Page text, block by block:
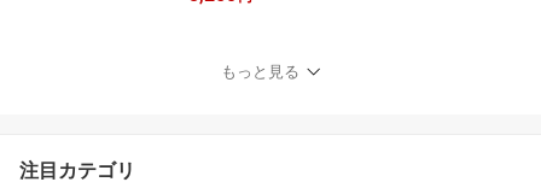
布バッグ 小さめ ミニバ
ッグ おしゃれ 人気 普段
もっと見る
注目カテゴリ